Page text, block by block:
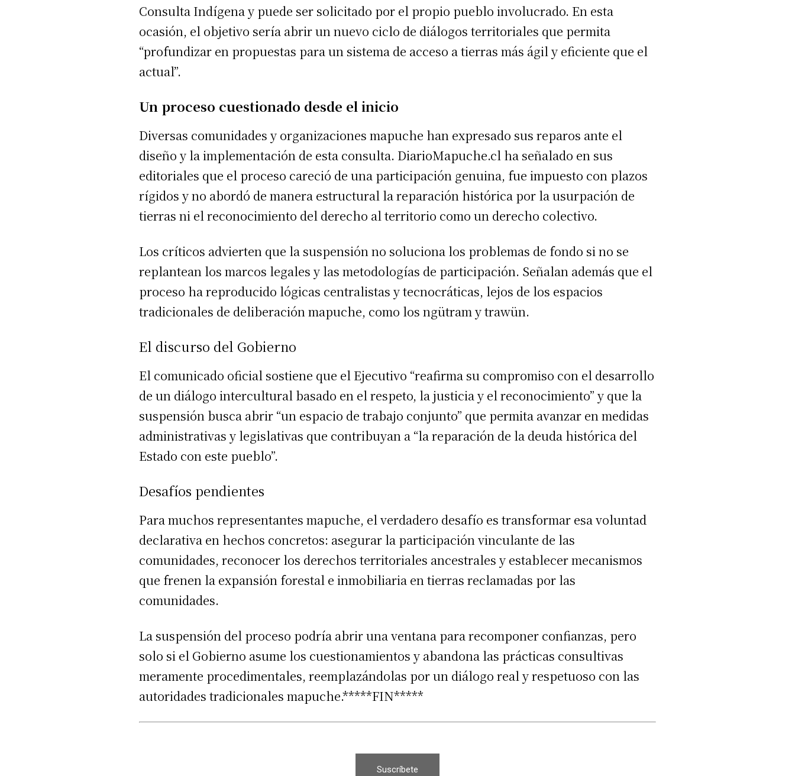
Consulta Indígena y puede ser solicitado por el propio pueblo involucrado. En esta
ocasión, el objetivo sería abrir un nuevo ciclo de diálogos territoriales que permita
“profundizar en propuestas para un sistema de acceso a tierras más ágil y eficiente que el
actual”.
Un proceso cuestionado desde el inicio
Diversas comunidades y organizaciones mapuche han expresado sus reparos ante el
diseño y la implementación de esta consulta. DiarioMapuche.cl ha señalado en sus
editoriales que el proceso careció de una participación genuina, fue impuesto con plazos
rígidos y no abordó de manera estructural la reparación histórica por la usurpación de
tierras ni el reconocimiento del derecho al territorio como un derecho colectivo.
Los críticos advierten que la suspensión no soluciona los problemas de fondo si no se
replantean los marcos legales y las metodologías de participación. Señalan además que el
proceso ha reproducido lógicas centralistas y tecnocráticas, lejos de los espacios
tradicionales de deliberación mapuche, como los ngütram y trawün.
El discurso del Gobierno
El comunicado oficial sostiene que el Ejecutivo “reafirma su compromiso con el desarrollo
de un diálogo intercultural basado en el respeto, la justicia y el reconocimiento” y que la
suspensión busca abrir “un espacio de trabajo conjunto” que permita avanzar en medidas
administrativas y legislativas que contribuyan a “la reparación de la deuda histórica del
Estado con este pueblo”.
Desafíos pendientes
Para muchos representantes mapuche, el verdadero desafío es transformar esa voluntad
declarativa en hechos concretos: asegurar la participación vinculante de las
comunidades, reconocer los derechos territoriales ancestrales y establecer mecanismos
que frenen la expansión forestal e inmobiliaria en tierras reclamadas por las
comunidades.
La suspensión del proceso podría abrir una ventana para recomponer confianzas, pero
solo si el Gobierno asume los cuestionamientos y abandona las prácticas consultivas
meramente procedimentales, reemplazándolas por un diálogo real y respetuoso con las
autoridades tradicionales mapuche.*****FIN*****
Suscríbete